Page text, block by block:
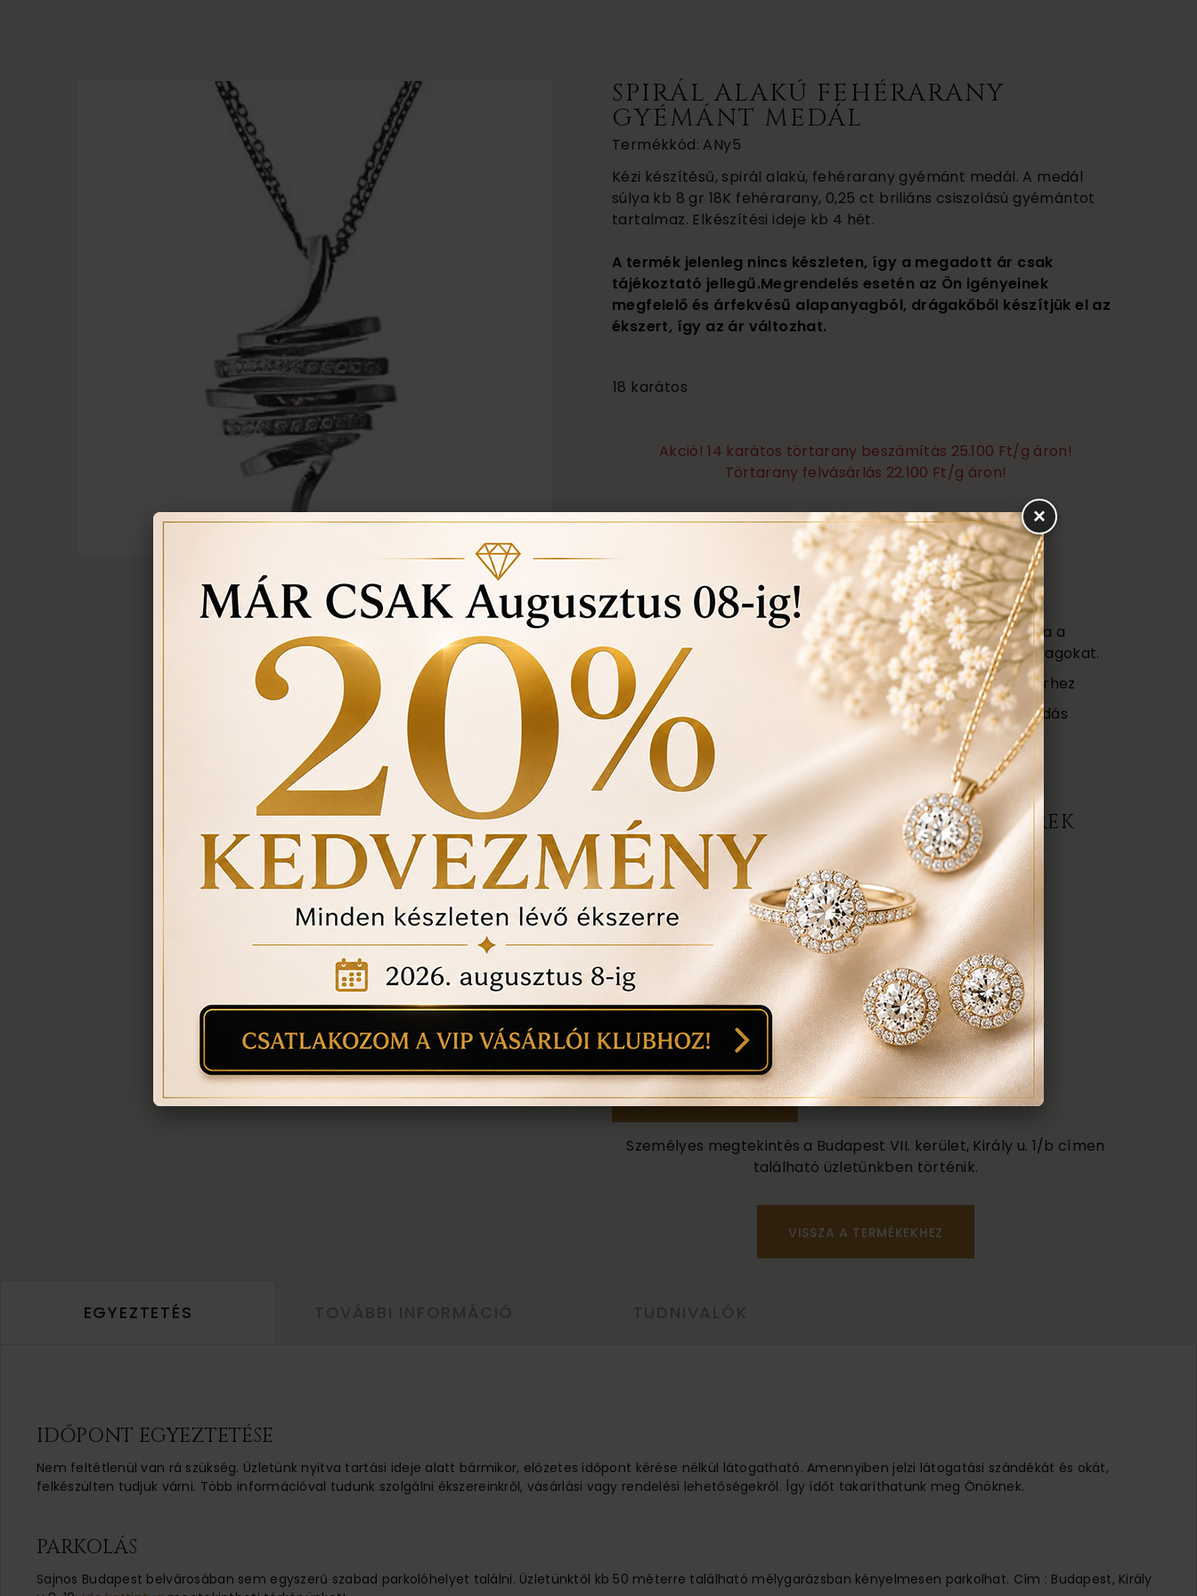
SPIRÁL ALAKÚ FEHÉRARANY
GYÉMÁNT MEDÁL
Termékkód: ANy5
Kézi készítésű, spirál alakú, fehérarany gyémánt medál. A medál
súlya kb 8 gr 18K fehérarany, 0,25 ct briliáns csiszolású gyémántot
tartalmaz. Elkészítési ideje kb 4 hét.
A termék jelenleg nincs készleten, így a megadott ár csak
tájékoztató jellegű.Megrendelés esetén az Ön igényeinek
megfelelő és árfekvésű alapanyagból, drágakőből készítjük el az
ékszert, így az ár változhat.
18 karátos
Akció! 14 karátos törtarany beszámítás 25.100 Ft/g áron!
Törtarany felvásárlás 22.100 Ft/g áron!
Ezen felül még:
Örökös garanciális tisztítás, polírozás
Ingyenes méret állítás
Vásárlási bizonylat avagy (Certificate) mely tartalmazza a
felhasznált kövek minőségét az ékszerben található anyagokat.
Ékszertartó doboz és ajándék tartó táska minden ékszerhez
Évente 1 alkalommal ingyenes ellenőrzés, rejtett károsodás
történt-e , mozgó kő, repedés a gyűrűn stb. Az általunk
felfedezett hibákat ingyenesen javítjuk.
ÉRDEKEL A TERMÉK, AJÁNLATOT KÉREK
darab
1
anyaga:
18 karátos
színe:
mint a képen
Személyes megtekintés a Budapest VII. kerület, Király u. 1/b címen
található üzletünkben történik.
VISSZA A TERMÉKEKHEZ
EGYEZTETÉS
IDŐPONT EGYEZTETÉSE
Nem feltétlenül van rá szükség. Üzletünk nyitva tartási ideje alatt bármikor, előzetes időpont kérése nélkül látogatható. Amennyiben jelzi látogatási szándékát és okát,
felkészülten tudjuk várni. Több információval tudunk szolgálni ékszereinkről, vásárlási vagy rendelési lehetőségekről. Így ídőt takaríthatunk meg Önöknek.
PARKOLÁS
Sajnos Budapest belvárosában sem egyszerű szabad parkolóhelyet találni. Üzletünktől kb 50 méterre található mélygarázsban kényelmesen parkolhat. Cím : Budapest, Király
×